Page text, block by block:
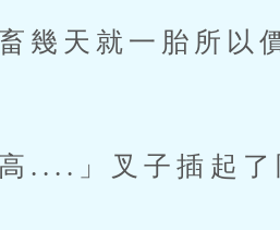
天就一胎所以
」叉子插起了